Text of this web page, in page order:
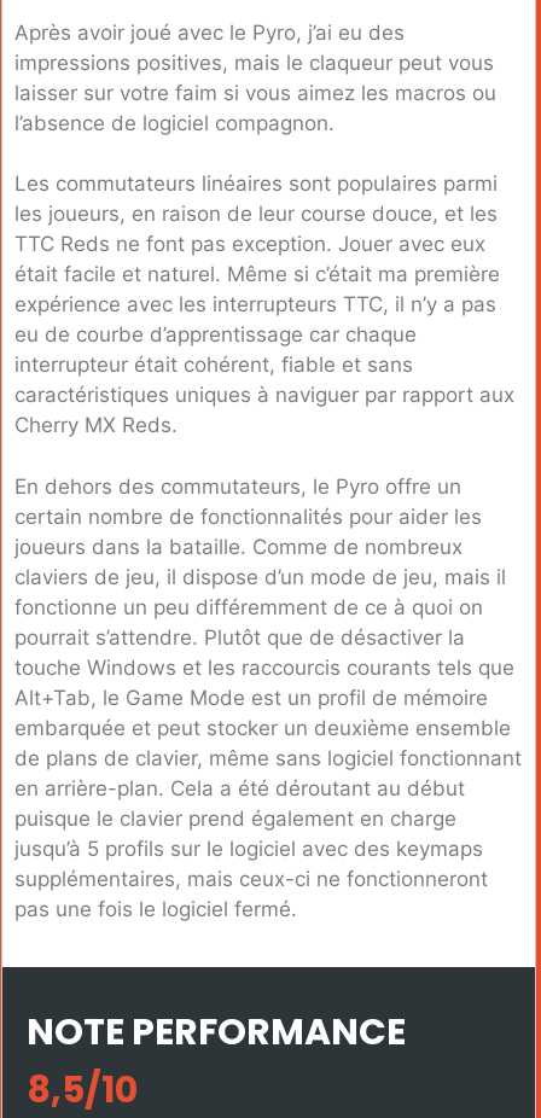
Après avoir joué avec le Pyro, j’ai eu des
impressions positives, mais le claqueur peut vous
laisser sur votre faim si vous aimez les macros ou
l’absence de logiciel compagnon.
Les commutateurs linéaires sont populaires parmi
les joueurs, en raison de leur course douce, et les
TTC Reds ne font pas exception. Jouer avec eux
était facile et naturel. Même si c’était ma première
expérience avec les interrupteurs TTC, il n’y a pas
eu de courbe d’apprentissage car chaque
interrupteur était cohérent, fiable et sans
caractéristiques uniques à naviguer par rapport aux
Cherry MX Reds.
En dehors des commutateurs, le Pyro offre un
certain nombre de fonctionnalités pour aider les
joueurs dans la bataille. Comme de nombreux
claviers de jeu, il dispose d’un mode de jeu, mais il
fonctionne un peu différemment de ce à quoi on
pourrait s’attendre. Plutôt que de désactiver la
touche Windows et les raccourcis courants tels que
Alt+Tab, le Game Mode est un profil de mémoire
embarquée et peut stocker un deuxième ensemble
de plans de clavier, même sans logiciel fonctionnant
en arrière-plan. Cela a été déroutant au début
puisque le clavier prend également en charge
jusqu’à 5 profils sur le logiciel avec des keymaps
supplémentaires, mais ceux-ci ne fonctionneront
pas une fois le logiciel fermé.
NOTE PERFORMANCE
8,5/10